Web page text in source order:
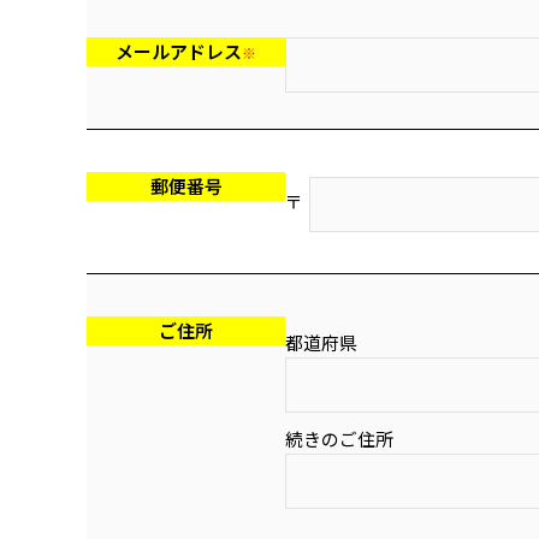
に
さ
メールアドレス※
郵便番号
〒
ご住所 都道府県
続きのご住所